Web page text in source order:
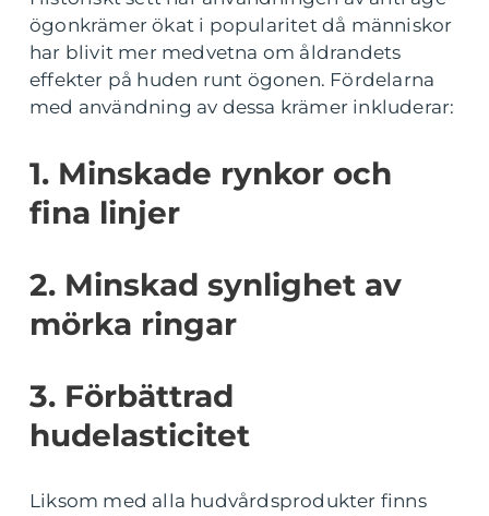
ögonkrämer ökat i popularitet då människor
har blivit mer medvetna om åldrandets
effekter på huden runt ögonen. Fördelarna
med användning av dessa krämer inkluderar:
1. Minskade rynkor och
fina linjer
2. Minskad synlighet av
mörka ringar
3. Förbättrad
hudelasticitet
Liksom med alla hudvårdsprodukter finns